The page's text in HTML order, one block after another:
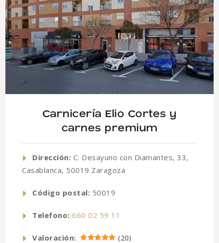
Carnicería Elio Cortes y
carnes premium
Dirección: C. Desayuno con Diamantes, 33,
Casablanca, 50019 Zaragoza
Código postal: 50019
Telefono: 660 02 59 11
Valoración: (20)